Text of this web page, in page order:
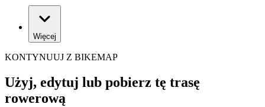
Więcej
KONTYNUUJ Z BIKEMAP
Użyj, edytuj lub pobierz tę trasę
rowerową